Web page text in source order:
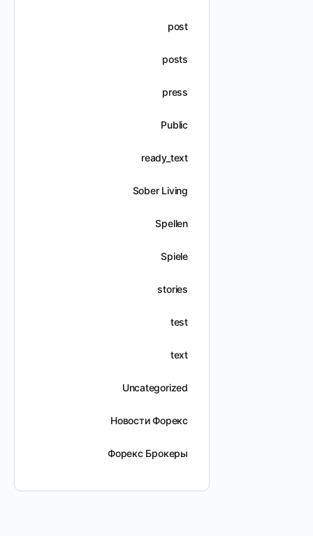
post
posts
press
Public
ready_text
Sober Living
Spellen
Spiele
stories
test
text
Uncategorized
Новости Форекс
Форекс Брокеры